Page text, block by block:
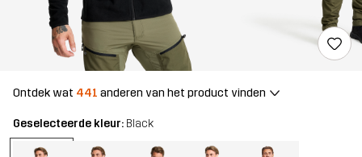
Ontdek wat 441 anderen van het product vinden
Geselecteerde kleur: Black